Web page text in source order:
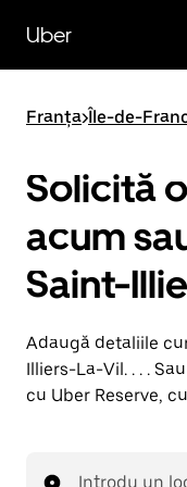
direct
conținutul
principal
Uber
Franța>Île-de-
Solicită
acum
Saint-
Adaugă detaliile
Illiers-La-Vil. . . .
cu Uber Reserve,
Introdu un